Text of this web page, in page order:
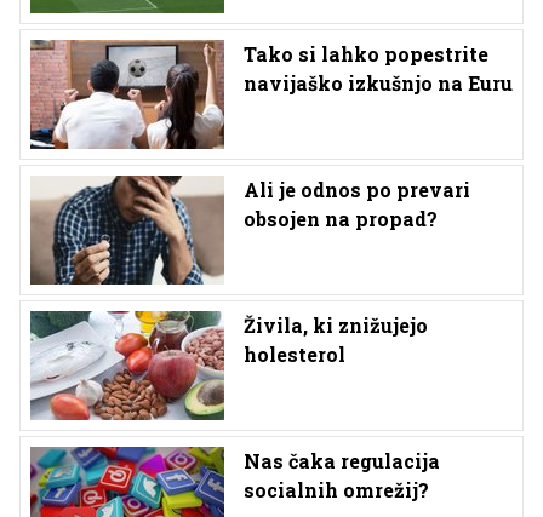
Tako si lahko popestrite
navijaško izkušnjo na Euru
Ali je odnos po prevari
obsojen na propad?
Živila, ki znižujejo
holesterol
Nas čaka regulacija
socialnih omrežij?